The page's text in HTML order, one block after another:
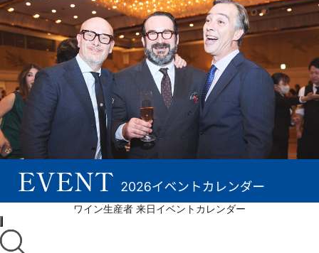
ワイン生産者 来日イベントカレンダー